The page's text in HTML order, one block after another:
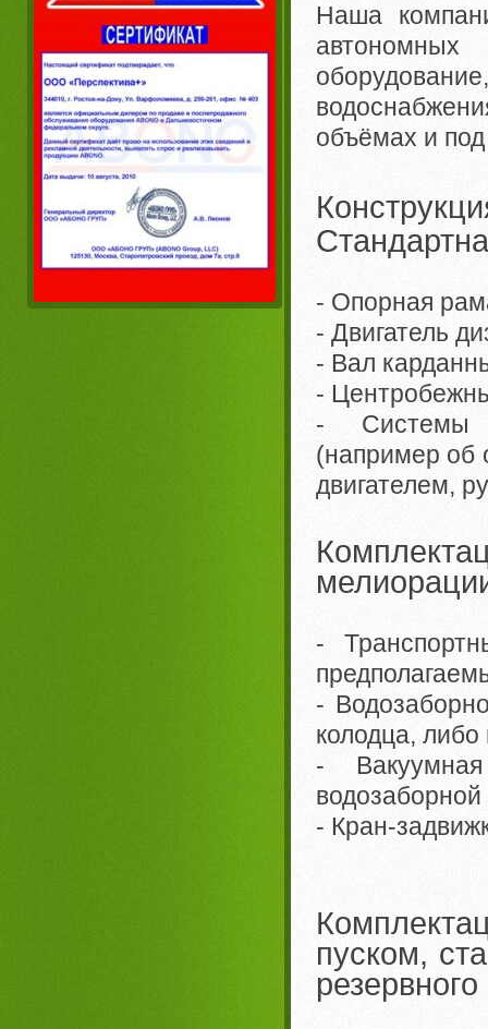
Наша
объёмах и
- Опорная
- Двигатель
- Вал
-
- Системы
(например об
двигателем,
-
-
колодца,
-
- Кран-
пуском,